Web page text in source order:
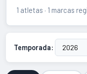
1 atletas · 1 marcas
Temporada: